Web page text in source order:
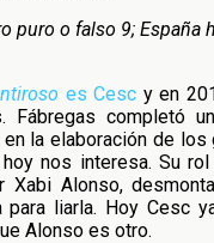
puro o falso 9; España
es Cesc y en
Fábregas completó
la elaboración de los
nos interesa. Su
Xabi Alonso,
para liarla. Hoy Cesc
Alonso es otro.